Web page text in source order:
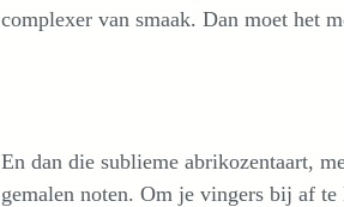
complexer van smaak. Dan moet het
En dan die sublieme abrikozentaart,
gemalen noten. Om je vingers bij af